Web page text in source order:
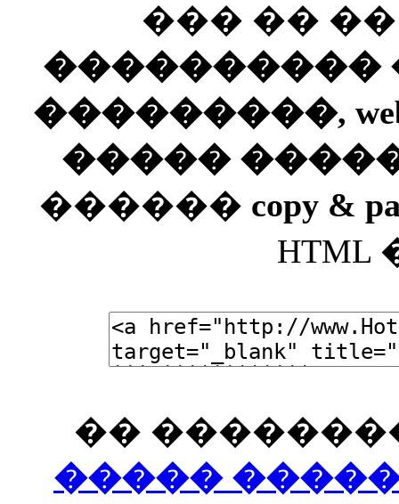
��� ��
����������
���������,
�����
������ copy &
��
�����